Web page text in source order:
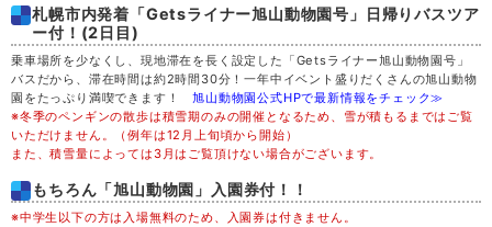
火 18
水 19
木 20
金 21
札幌市内発着「Getsライナー旭山動物園号」日帰りバスツア
ー付！(2日目)
乗車場所を少なくし、現地滞在を長く設定した「Getsライナー旭山動物園号」
バスだから、滞在時間は約2時間30分！一年中イベント盛りだくさんの旭山動物
園をたっぷり満喫できます！旭山動物園公式HPで最新情報をチェック≫
※冬季のペンギンの散歩は積雪期のみの開催となるため、雪が積もるまではご覧
いただけません。（例年は12月上旬頃から開始）
また、積雪量によっては3月はご覧頂けない場合がございます。
もちろん「旭山動物園」入園券付！！
※中学生以下の方は入場無料のため、入園券は付きません。